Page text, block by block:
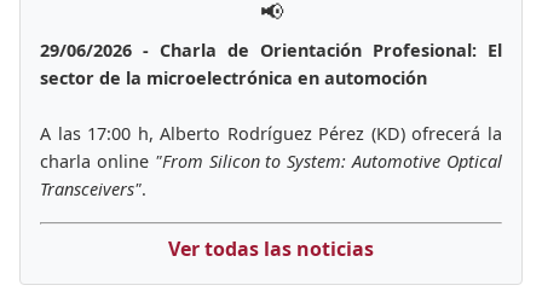
📢
29/06/2026 - Charla de Orientación Profesional: El
sector de la microelectrónica en automoción
A las 17:00 h, Alberto Rodríguez Pérez (KD) ofrecerá la
charla online "From Silicon to System: Automotive Optical
Transceivers".
Ver todas las noticias